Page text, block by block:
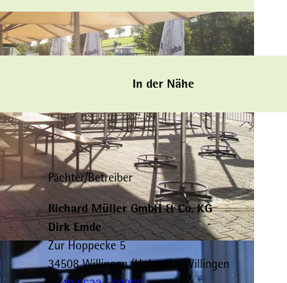
In der Nähe
Pächter/Betreiber
Richard Müller GmbH & Co. KG
Dirk Emde
Zur Hoppecke 5
34508Willingen (Upland)- Willingen